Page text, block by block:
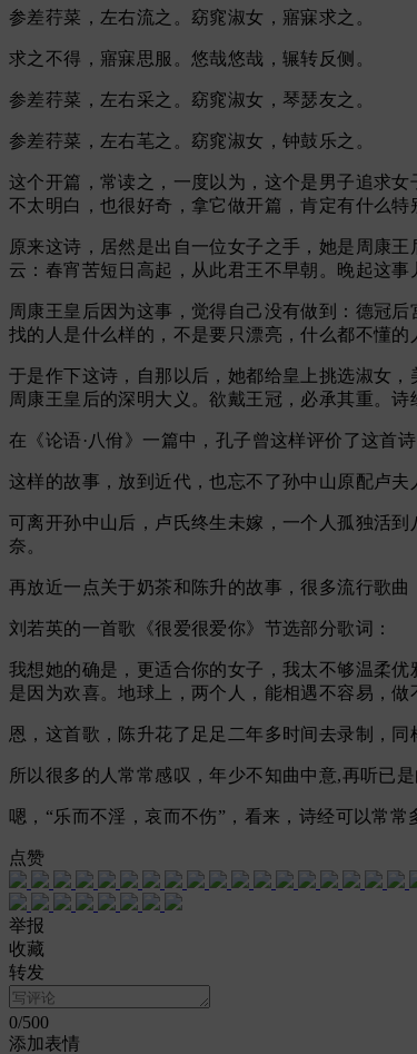
参差荇菜，左右流之。窈窕淑女，寤寐求之。
求之不得，寤寐思服。悠哉悠哉，辗转反侧。
参差荇菜，左右采之。窈窕淑女，琴瑟友之。
参差荇菜，左右芼之。窈窕淑女，钟鼓乐之。
这个开篇，常读之，一度以为，这个是男子追求
不太明白，也很好奇，拿它做开篇，肯定有什么
原来这诗，居然是出自一位女子之手，她是周康
云：春宵苦短日高起，从此君王不早朝。晚起这
周康王皇后因为这事，觉得自己没有做到：德冠
找的人是什么样的，不是要只漂亮，什么都不懂
于是作下这诗，自那以后，她都给皇上挑选淑女
周康王皇后的深明大义。欲戴王冠，必承其重。诗
在《论语·八佾》一篇中，孔子曾这样评价了这首
这样的故事，放到近代，也忘不了孙中山原配卢
可离开孙中山后，卢氏终生未嫁，一个人孤独活
奈。
再放近一点关于奶茶和陈升的故事，很多流行歌
刘若英的一首歌《很爱很爱你》节选部分歌词：
我想她的确是，更适合你的女子，我太不够温柔优
是因为欢喜。地球上，两个人，能相遇不容易，
恩，这首歌，陈升花了足足二年多时间去录制，
所以很多的人常常感叹，年少不知曲中意,再听已是
嗯，“乐而不淫，哀而不伤”，看来，诗经可以
点赞
举报
收藏
转发
0/500
添加表情